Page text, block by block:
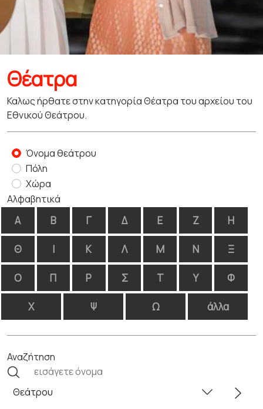
Θέατρα
Καλως ήρθατε στην κατηγορία Θέατρα του αρχείου του
Εθνικού Θεάτρου.
Όνομα θεάτρου
Πόλη
Χώρα
Αλφαβητικά
Α Β Γ Δ Ε Ζ Η
Θ Ι Κ Λ Μ Ν Ξ
Ο Π Ρ Σ Τ Υ Φ
Χ Ψ Ω άλλα
Αναζήτηση